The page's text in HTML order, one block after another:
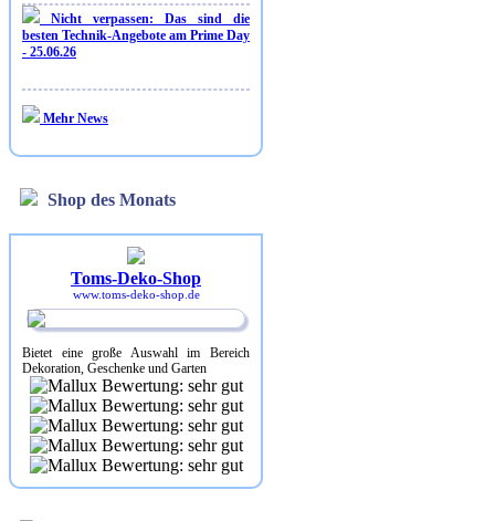
Nicht verpassen: Das sind die
besten Technik-Angebote am Prime Day
- 25.06.26
Mehr News
Shop des Monats
Toms-Deko-Shop
www.toms-deko-shop.de
Bietet eine große Auswahl im Bereich
Dekoration, Geschenke und Garten